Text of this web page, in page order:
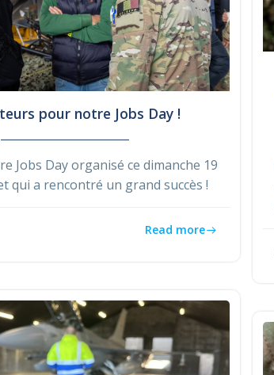
pour notre Jobs Day !
Jobs Day organisé ce dimanche 19
qui a rencontré un grand succès !
Read more